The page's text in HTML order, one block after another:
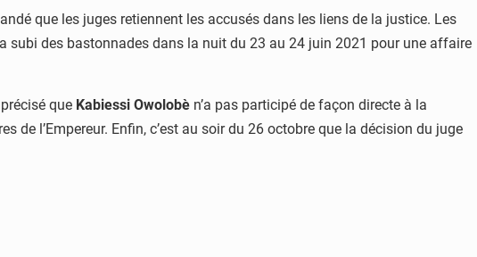
que les juges retiennent les accusés dans les liens de la justice. Les
subi des bastonnades dans la nuit du 23 au 24 juin 2021 pour une affaire
que Kabiessi Owolobè n’a pas participé de façon directe à la
de l’Empereur. Enfin, c’est au soir du 26 octobre que la décision du juge